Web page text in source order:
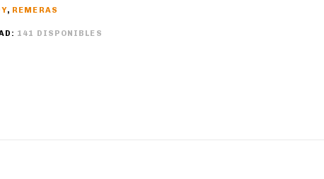
, REMERAS
141 DISPONIBLES